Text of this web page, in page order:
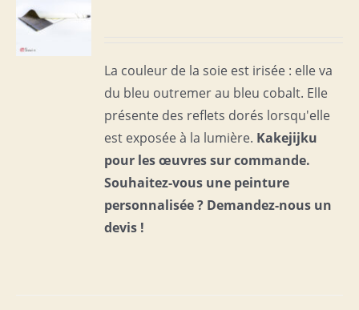
La couleur de la soie est irisée : elle va
du bleu outremer au bleu cobalt. Elle
présente des reflets dorés lorsqu'elle
est exposée à la lumière. Kakejijku
pour les œuvres sur commande.
Souhaitez-vous une peinture
personnalisée ? Demandez-nous un
devis !